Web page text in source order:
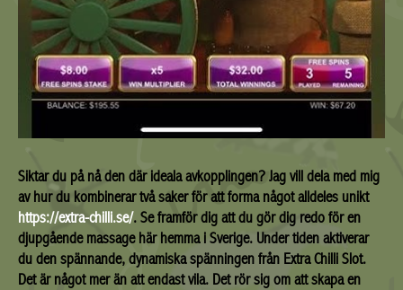
Siktar du på nå den där ideala avkopplingen? Jag vill dela med mig
av hur du kombinerar två saker för att forma något alldeles unikt
https://extra-chilli.se/. Se framför dig att du gör dig redo för en
djupgående massage här hemma i Sverige. Under tiden aktiverar
du den spännande, dynamiska spänningen från Extra Chilli Slot.
Det är något mer än att endast vila. Det rör sig om att skapa en